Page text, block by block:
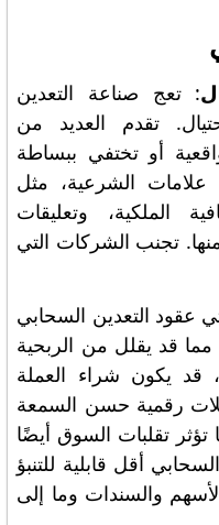
: تعج صناعة التعدين
تقدم العديد من
أو تختفي ببساطة
الشرعية، مثل
الملكية، وتعليقات
تجنب الشركات التي
عقود التعدين السحابي
قد يقلل من الربحية
يكون شراء العملة
رقمية حسن السمعة
تؤثر تقلبات السوق أيضًا
أقل قابلية للتنبؤ
والسندات وما إلى